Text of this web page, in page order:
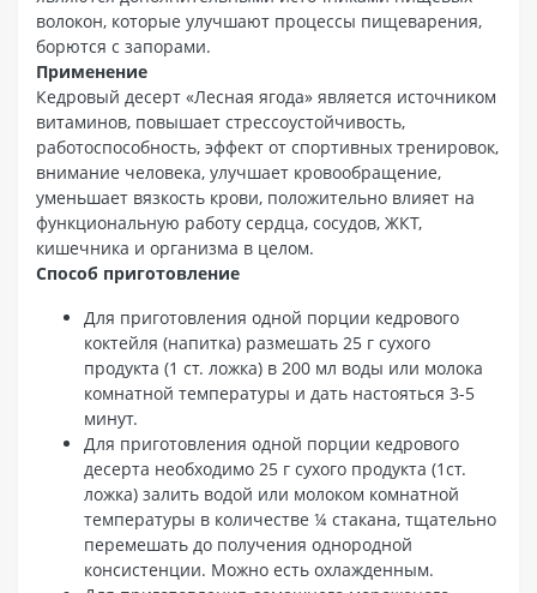
волокон, которые улучшают процессы пищеварения,
борются с запорами.
Применение
Кедровый десерт «Лесная ягода» является источником
витаминов, повышает стрессоустойчивость,
работоспособность, эффект от спортивных тренировок,
внимание человека, улучшает кровообращение,
уменьшает вязкость крови, положительно влияет на
функциональную работу сердца, сосудов, ЖКТ,
кишечника и организма в целом.
Способ приготовление
Для приготовления одной порции кедрового
коктейля (напитка) размешать 25 г сухого
продукта (1 ст. ложка) в 200 мл воды или молока
комнатной температуры и дать настояться 3-5
минут.
Для приготовления одной порции кедрового
десерта необходимо 25 г сухого продукта (1ст.
ложка) залить водой или молоком комнатной
температуры в количестве ¼ стакана, тщательно
перемешать до получения однородной
консистенции. Можно есть охлажденным.